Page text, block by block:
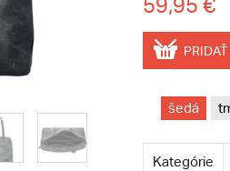
šedá
Kategórie